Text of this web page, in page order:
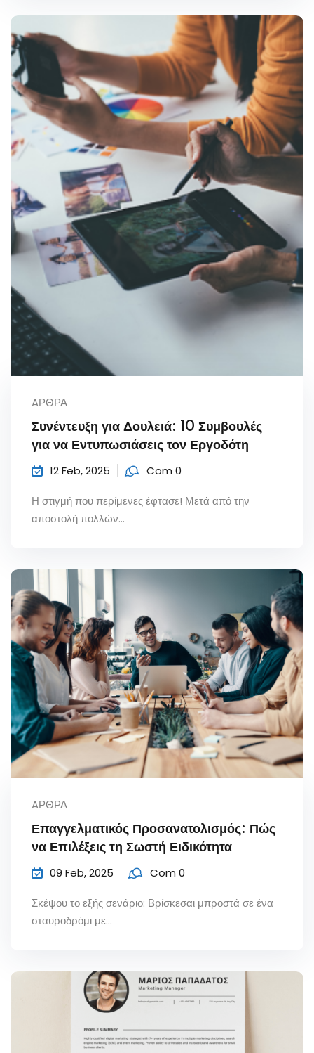
AΡΘΡΑ
Συνέντευξη για Δουλειά: 10 Συμβουλές
για να Εντυπωσιάσεις τον Εργοδότη
12 Feb, 2025 Com 0
Η στιγμή που περίμενες έφτασε! Μετά από την
αποστολή πολλών...
AΡΘΡΑ
Επαγγελματικός Προσανατολισμός: Πώς
να Επιλέξεις τη Σωστή Ειδικότητα
09 Feb, 2025 Com 0
Σκέψου το εξής σενάριο: Βρίσκεσαι μπροστά σε ένα
σταυροδρόμι με...